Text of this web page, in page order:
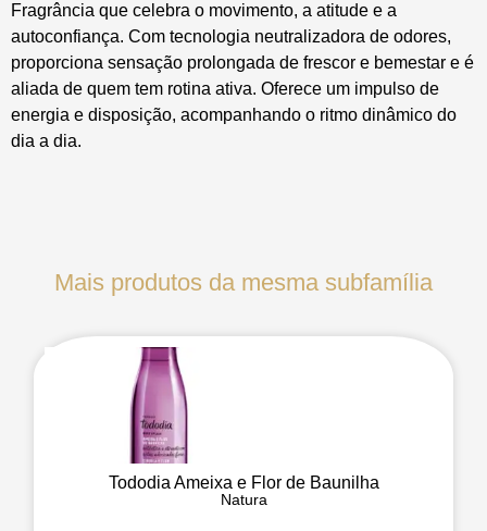
Fragrância que celebra o movimento, a atitude e a
autoconfiança. Com tecnologia neutralizadora de odores,
proporciona sensação prolongada de frescor e bemestar e é
aliada de quem tem rotina ativa. Oferece um impulso de
energia e disposição, acompanhando o ritmo dinâmico do
dia a dia.
Mais produtos da mesma subfamília
Tododia Ameixa e Flor de Baunilha
Natura